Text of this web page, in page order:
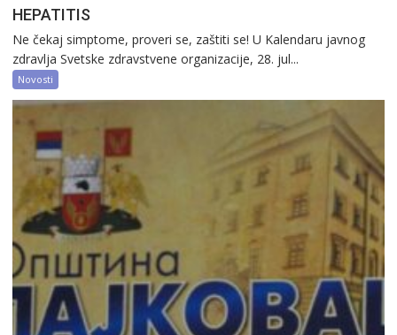
HEPATITIS
Ne čekaj simptome, proveri se, zaštiti se! U Kalendaru javnog
zdravlja Svetske zdravstvene organizacije, 28. jul...
Novosti